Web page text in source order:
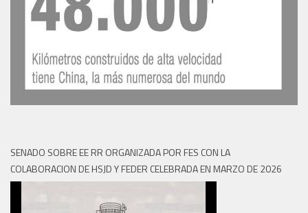
SENADO SOBRE EE RR ORGANIZADA POR FES CON LA
COLABORACION DE HSJD Y FEDER CELEBRADA EN MARZO DE 2026